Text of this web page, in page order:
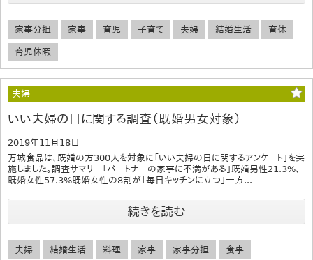
家事分担 家事 育児 子育て 夫婦 結婚生活 育休
育児休暇
夫婦
いい夫婦の日に関する調査（既婚男女対象）
2019年11月18日
万城食品は、既婚の方300人を対象に「いい夫婦の日に関するアンケート」を実
施しました。調査サマリー「パートナーの家事に不満がある」既婚男性21.3%、
既婚女性57.3%既婚女性の8割が「毎日キッチンに立つ」一方...
続きを読む
夫婦 結婚生活 料理 家事 家事分担 食事